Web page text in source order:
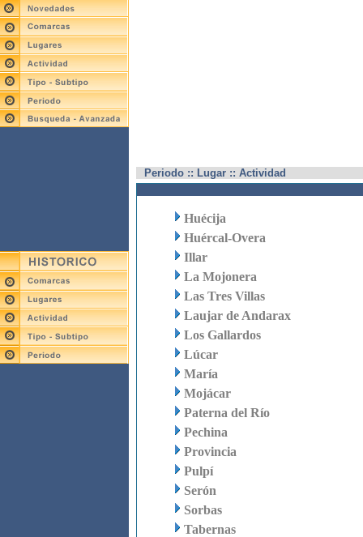
Periodo :: Lugar :: Actividad
Huécija
Huércal-Overa
Illar
La Mojonera
Las Tres Villas
Laujar de Andarax
Los Gallardos
Lúcar
María
Mojácar
Paterna del Río
Pechina
Provincia
Pulpí
Serón
Sorbas
Tabernas